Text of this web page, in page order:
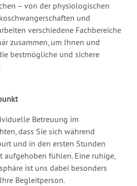
– von der physiologischen
und
verschiedene Fachbereiche
zusammen, um Ihnen und
bestmögliche und sichere
Betreuung im
dass Sie sich während
und in den ersten Stunden
aufgehoben fühlen. Eine ruhige,
ist uns dabei besonders
Begleitperson.